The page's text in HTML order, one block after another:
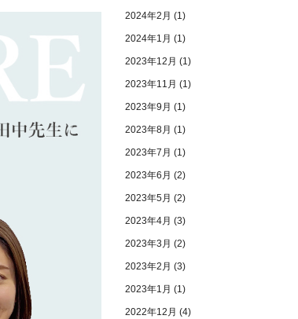
2024年2月 (1)
2024年1月 (1)
2023年12月 (1)
2023年11月 (1)
2023年9月 (1)
2023年8月 (1)
2023年7月 (1)
2023年6月 (2)
2023年5月 (2)
2023年4月 (3)
2023年3月 (2)
2023年2月 (3)
2023年1月 (1)
2022年12月 (4)